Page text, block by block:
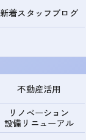
新着スタッフブログ
不動産活用
リノベーション
設備リニューアル